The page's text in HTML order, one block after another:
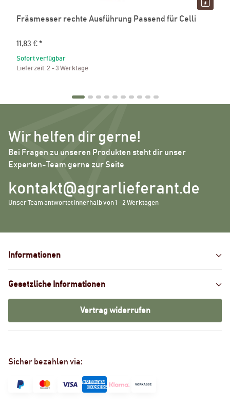
Fräsmesser rechte Ausführung Passend für Celli
11,83 € *
Sofort verfügbar
Lieferzeit: 2 - 3 Werktage
Wir helfen dir gerne!
Bei Fragen zu unseren Produkten steht dir unser
Experten-Team gerne zur Seite
kontakt@agrarlieferant.de
Unser Team antwortet innerhalb von 1 - 2 Werktagen
Informationen
Gesetzliche Informationen
Vertrag widerrufen
Sicher bezahlen via: